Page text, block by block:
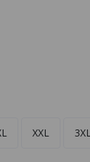
XXL